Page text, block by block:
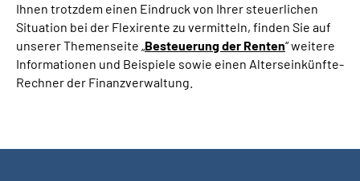
Suche
Language
Ihnen trotzdem einen Eindruck von Ihrer steuerlichen
Situation bei der Flexirente zu vermitteln, finden Sie auf
unserer Themenseite „Besteuerung der Renten“ weitere
Informationen und Beispiele sowie einen Alterseinkünfte-
Rechner der Finanzverwaltung.